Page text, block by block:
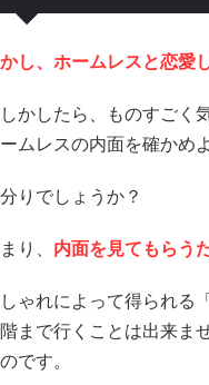
し、ホームレスと恋愛
かしたら、ものすごく
ムレスの内面を確かめ
りでしょうか？
り、 内面を見てもらう
ゃれによって得られる
まで行くことは出来ま
です。